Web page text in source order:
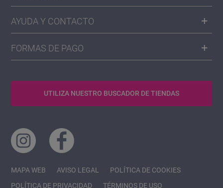
AYUDA Y CONTACTO
FORMAS DE PAGO
UTILIZA NUESTRO BUSCADOR DE TIENDAS
MAPA WEB AVISO LEGAL
POLÍTICA DE COOKIES
POLÍTICA DE PRIVACIDAD
TÉRMINOS DE USO